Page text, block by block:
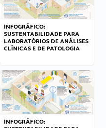
INFOGRÁFICO:
SUSTENTABILIDADE PARA
LABORATÓRIOS DE ANÁLISES
CLÍNICAS E DE PATOLOGIA
INFOGRÁFICO: